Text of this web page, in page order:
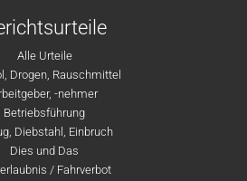
Alle Urteile
Drogen, Rauschmittel
-nehmer
Betriebsführung
Diebstahl, Einbruch
Dies und Das
/ Fahrverbot